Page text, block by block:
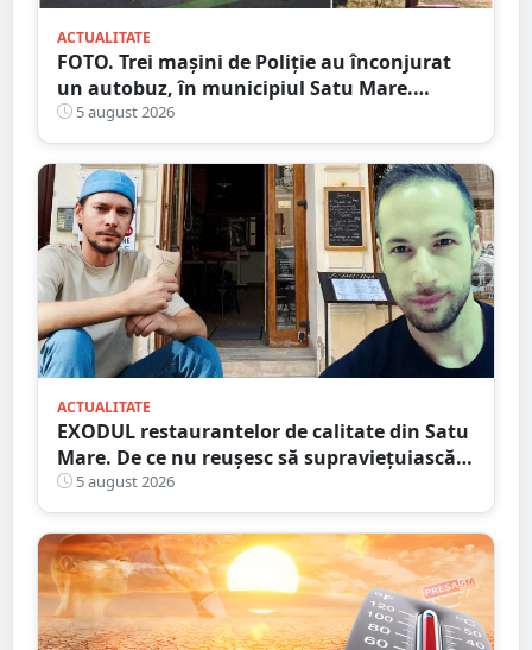
ACTUALITATE
FOTO. Trei mașini de Poliție au înconjurat
un autobuz, în municipiul Satu Mare.
Ambulanța, la fața locului
5 august 2026
ACTUALITATE
EXODUL restaurantelor de calitate din Satu
Mare. De ce nu reușesc să supraviețuiască
localurile cu adevărat speciale?
5 august 2026